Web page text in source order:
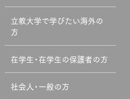
立教大学で学びたい海外の
方
在学生・在学生の保護者の方
社会人・一般の方